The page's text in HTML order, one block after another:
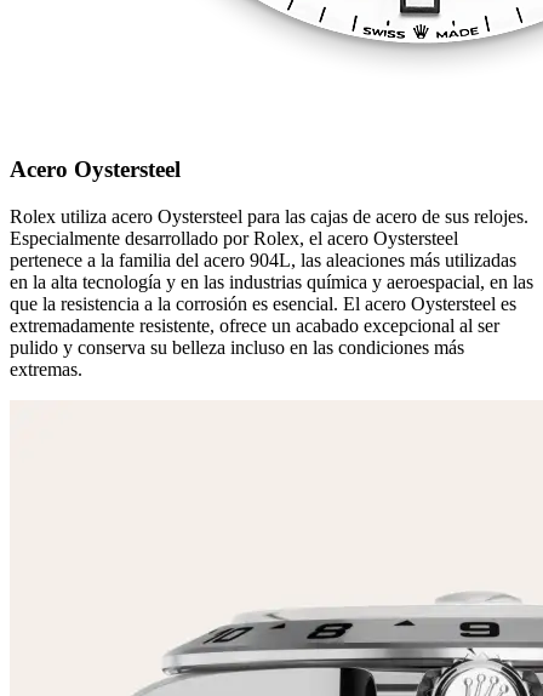
Acero Oystersteel
Rolex utiliza acero Oystersteel para las cajas de acero de sus relojes.
Especialmente desarrollado por Rolex, el acero Oystersteel
pertenece a la familia del acero 904L, las aleaciones más utilizadas
en la alta tecnología y en las industrias química y aeroespacial, en las
que la resistencia a la corrosión es esencial. El acero Oystersteel es
extremadamente resistente, ofrece un acabado excepcional al ser
pulido y conserva su belleza incluso en las condiciones más
extremas.